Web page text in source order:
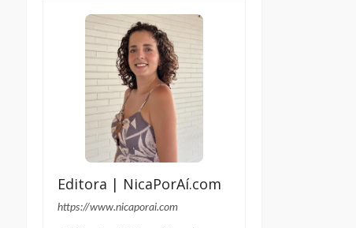
Editora | NicaPorAí.com
https://www.nicaporai.com